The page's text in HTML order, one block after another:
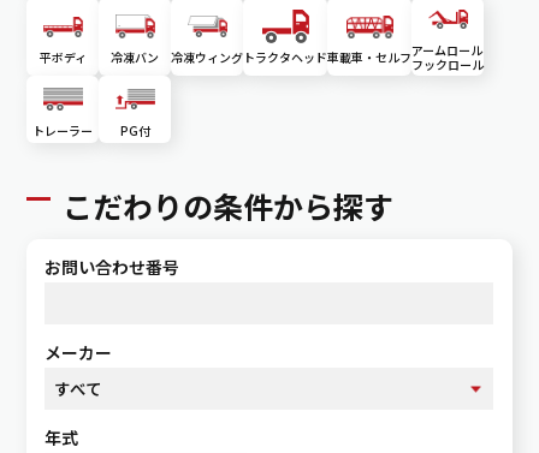
平ボディ 冷凍バン 冷凍ウィング トラクタヘッド車載車・セルフアームロール
フックロール
トレーラー PG付
こだわりの条件から探す
お問い合わせ番号
メーカー
年式